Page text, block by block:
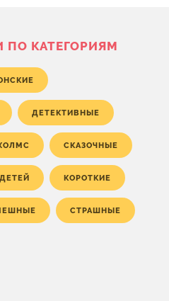
КАТЕГОРИЯМ
ДЕТЕКТИВНЫЕ
СКАЗОЧНЫЕ
КОРОТКИЕ
СТРАШНЫЕ